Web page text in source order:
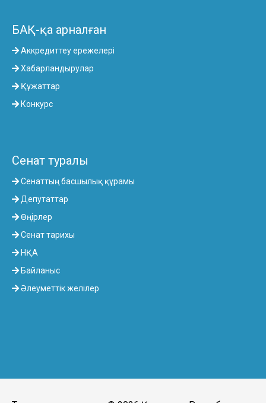
БАҚ-қа арналған
Аккредиттеу ережелері
Хабарландырулар
Құжаттар
Конкурс
Сенат туралы
Сенаттың басшылық құрамы
Депутаттар
Өңірлер
Сенат тарихы
НҚА
Байланыс
Әлеуметтік желілер